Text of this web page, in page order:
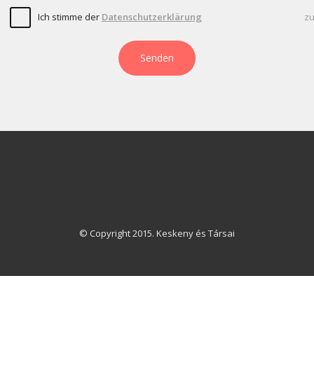
Ich stimme der Datenschutzerklärung zu
© Copyright 2015. Keskeny és Társai